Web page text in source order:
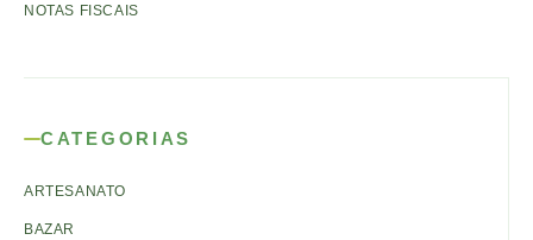
NOTAS FISCAIS
CATEGORIAS
ARTESANATO
BAZAR